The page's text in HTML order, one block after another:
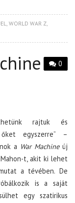
,WORLD WAR Z,
0
rajtuk és
egyszerre” –
a War Machineúj
t, akit ki lehet
a tévében. De
is a saját
egy szatirikus